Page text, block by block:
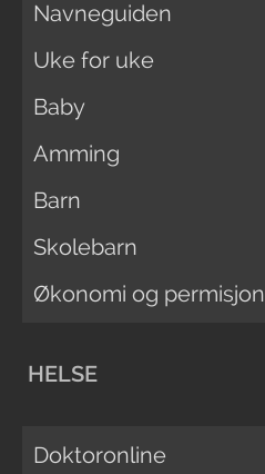
Navneguiden
Uke for uke
Baby
Amming
Barn
Skolebarn
Økonomi og permisjon
HELSE
Doktoronline